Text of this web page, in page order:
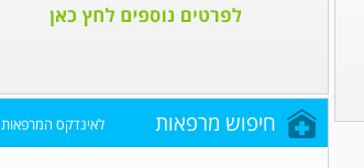
חיפוש מרפאות לאינדקס